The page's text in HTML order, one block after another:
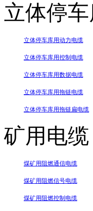
立体停
立体停车库用动力电缆
立体停车库用控制电缆
立体停车库用数据电缆
立体停车库用拖链电缆
立体停车库用拖链扁电缆
矿用电缆
煤矿用阻燃通信电缆
煤矿用阻燃信号电缆
煤矿用阻燃控制电缆